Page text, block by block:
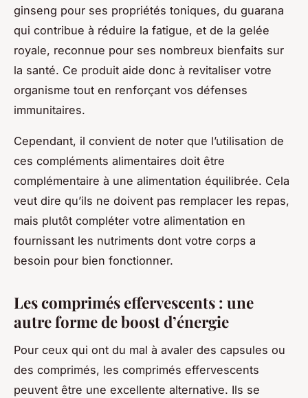
ginseng pour ses propriétés toniques, du guarana
qui contribue à réduire la fatigue, et de la gelée
royale, reconnue pour ses nombreux bienfaits sur
la santé. Ce produit aide donc à revitaliser votre
organisme tout en renforçant vos défenses
immunitaires.
Cependant, il convient de noter que l’utilisation de
ces compléments alimentaires doit être
complémentaire à une alimentation équilibrée. Cela
veut dire qu’ils ne doivent pas remplacer les repas,
mais plutôt compléter votre alimentation en
fournissant les nutriments dont votre corps a
besoin pour bien fonctionner.
Les comprimés effervescents : une
autre forme de boost d’énergie
Pour ceux qui ont du mal à avaler des capsules ou
des comprimés, les comprimés effervescents
peuvent être une excellente alternative. Ils se